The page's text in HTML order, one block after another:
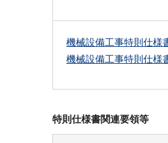
機械設備工事特則仕様
機械設備工事特則仕様
特則仕様書関連要領等